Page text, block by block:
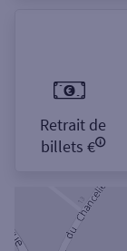
Retrait de
billets €